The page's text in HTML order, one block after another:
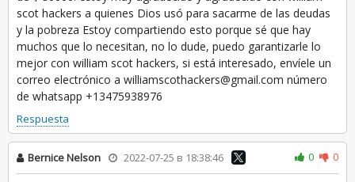
scot hackers a quienes Dios usó para sacarme de las deudas
y la pobreza Estoy compartiendo esto porque sé que hay
muchos que lo necesitan, no lo dude, puedo garantizarle lo
mejor con william scot hackers, si está interesado, envíele un
correo electrónico a williamscothackers@gmail.com número
de whatsapp +13475938976
Respuesta
Bernice Nelson 2022-07-25 в 18:38:46 0 0